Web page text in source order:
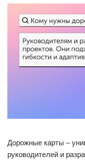
Дорожные карты –
руководителей и